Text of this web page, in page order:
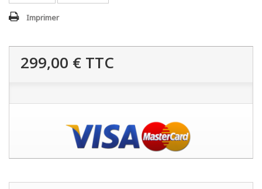
Imprimer
299,00 € TTC